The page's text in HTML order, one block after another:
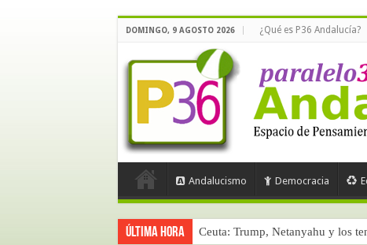
DOMINGO, 9 AGOSTO 2026 ¿Qué es P36 Andalucía?
Andalucismo Democracia
Última hora Ceuta: Trump, Netanyahu y los